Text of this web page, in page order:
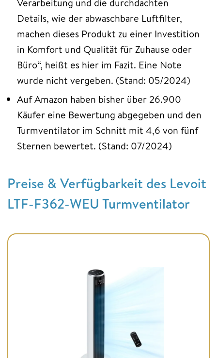
Verarbeitung und die durchdachten
Details, wie der abwaschbare Luftfilter,
machen dieses Produkt zu einer Investition
in Komfort und Qualität für Zuhause oder
Büro“, heißt es hier im Fazit. Eine Note
wurde nicht vergeben. (Stand: 05/2024)
Auf Amazon haben bisher über 26.900
Käufer eine Bewertung abgegeben und den
Turmventilator im Schnitt mit 4,6 von fünf
Sternen bewertet. (Stand: 07/2024)
Preise & Verfügbarkeit des Levoit
LTF-F362-WEU Turmventilator